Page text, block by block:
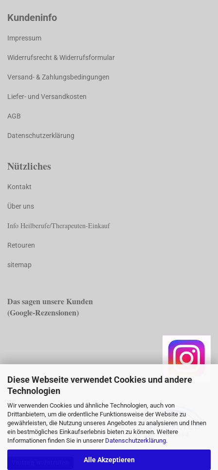
Diese Webseite verwendet Cookies und andere
Technologien
Wir verwenden Cookies und ähnliche Technologien, auch von
Drittanbietern, um die ordentliche Funktionsweise der Website zu
gewährleisten, die Nutzung unseres Angebotes zu analysieren und Ihnen
ein bestmögliches Einkaufserlebnis bieten zu können. Weitere
Informationen finden Sie in unserer Datenschutzerklärung.
Alle Akzeptieren
Kundeninfo
Impressum
Widerrufsrecht & Widerrufsformular
Versand- & Zahlungsbedingungen
Liefer- und Versandkosten
AGB
Datenschutzerklärung
Nützliches
Kontakt
Über uns
Info Heilberufe/Therapeuten-Einkauf
Retouren
sitemap
Das sagen unsere Kunden
(Google-Rezensionen)